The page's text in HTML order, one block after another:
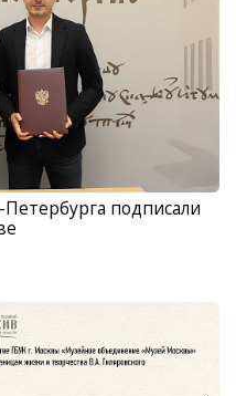
подписали